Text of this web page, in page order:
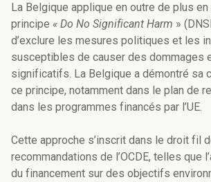
La Belgique applique en outre de plus
principe « Do No Significant Harm »
d’exclure les mesures politiques et les
susceptibles de causer des dommages
significatifs. La Belgique a démontré sa
ce principe, notamment dans le plan de
dans les programmes financés par l’UE.
Cette approche s’inscrit dans le droit fil
recommandations de l’OCDE, telles que
du financement sur des objectifs